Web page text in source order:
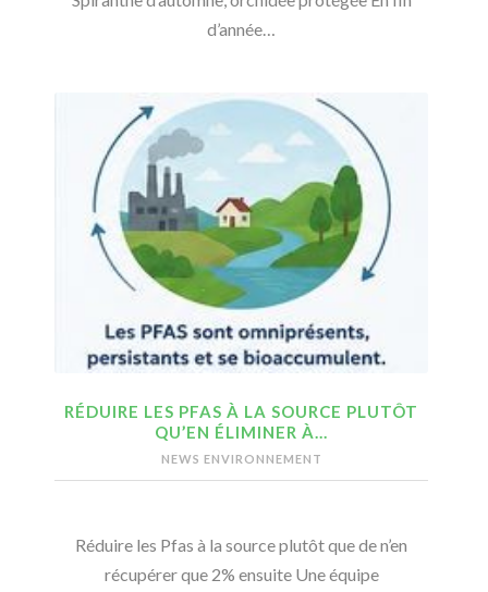
d’année…
RÉDUIRE LES PFAS À LA SOURCE PLUTÔT
QU’EN ÉLIMINER À…
NEWS ENVIRONNEMENT
Réduire les Pfas à la source plutôt que de n’en
récupérer que 2% ensuite Une équipe